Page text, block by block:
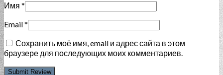
Имя *
Email*
Сохранить моё имя, email и адрес сайта в этом
браузере для последующих моих комментариев.